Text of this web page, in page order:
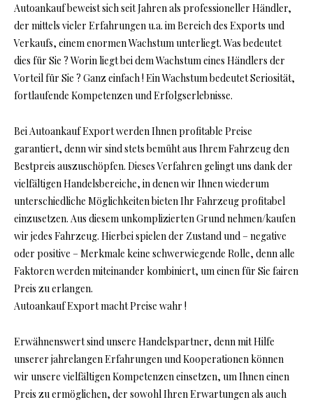
Autoankauf beweist sich seit Jahren als professioneller Händler,
der mittels vieler Erfahrungen u.a. im Bereich des Exports und
Verkaufs, einem enormen Wachstum unterliegt. Was bedeutet
dies für Sie ? Worin liegt bei dem Wachstum eines Händlers der
Vorteil für Sie ? Ganz einfach ! Ein Wachstum bedeutet Seriosität,
fortlaufende Kompetenzen und Erfolgserlebnisse.
Bei Autoankauf Export werden Ihnen profitable Preise
garantiert, denn wir sind stets bemüht aus Ihrem Fahrzeug den
Bestpreis auszuschöpfen. Dieses Verfahren gelingt uns dank der
vielfältigen Handelsbereiche, in denen wir Ihnen wiederum
unterschiedliche Möglichkeiten bieten Ihr Fahrzeug profitabel
einzusetzen. Aus diesem unkomplizierten Grund nehmen/kaufen
wir jedes Fahrzeug. Hierbei spielen der Zustand und – negative
oder positive – Merkmale keine schwerwiegende Rolle, denn alle
Faktoren werden miteinander kombiniert, um einen für Sie fairen
Preis zu erlangen.
Autoankauf Export macht Preise wahr !
Erwähnenswert sind unsere Handelspartner, denn mit Hilfe
unserer jahrelangen Erfahrungen und Kooperationen können
wir unsere vielfältigen Kompetenzen einsetzen, um Ihnen einen
Preis zu ermöglichen, der sowohl Ihren Erwartungen als auch